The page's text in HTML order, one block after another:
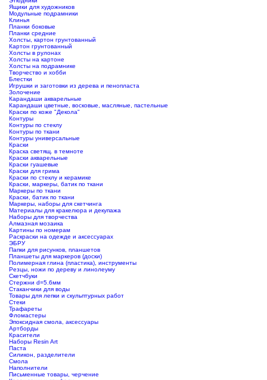
Ящики для художников
Модульные подрамники
Клинья
Планки боковые
Планки средние
Холсты, картон грунтованный
Картон грунтованный
Холсты в рулонах
Холсты на картоне
Холсты на подрамнике
Творчество и хобби
Блестки
Игрушки и заготовки из дерева и пенопласта
Золочение
Карандаши акварельные
Карандаши цветные, восковые, масляные, пастельные
Краски по коже "Декола"
Контуры
Контуры по стеклу
Контуры по ткани
Контуры универсальные
Краски
Краска светящ. в темноте
Краски акварельные
Краски гуашевые
Краски для грима
Краски по стеклу и керамике
Краски, маркеры, батик по ткани
Маркеры по ткани
Краски, батик по ткани
Маркеры, наборы для скетчинга
Материалы для кракелюра и декупажа
Наборы для творчества
Алмазная мозаика
Картины по номерам
Раскраски на одежде и аксессуарах
ЭБРУ
Папки для рисунков, планшетов
Планшеты для маркеров (доски)
Полимерная глина (пластика), инструменты
Резцы, ножи по дереву и линолеуму
Скетчбуки
Стержни d=5.6мм
Стаканчики для воды
Товары для лепки и скульптурных работ
Стеки
Трафареты
Фломастеры
Эпоксидная смола, аксессуары
Артборды
Красители
Наборы Resin Art
Паста
Силикон, разделители
Смола
Наполнители
Письменные товары, черчение